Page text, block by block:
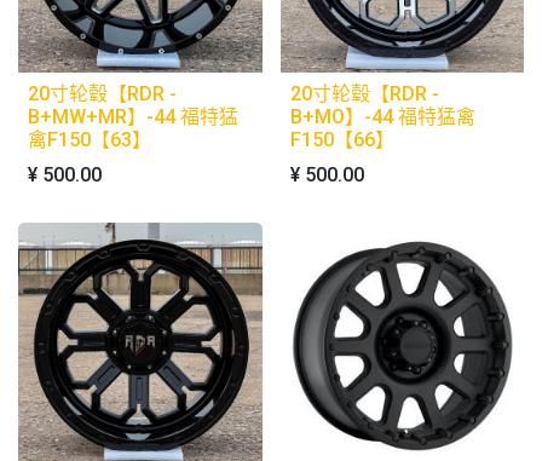
20寸轮毂【RDR -
B+MW+MR】-44 福特猛
禽F150【63】
¥ 500.00
20寸轮毂【RDR -
B+MO】-44 福特猛禽
F150【66】
¥ 500.00